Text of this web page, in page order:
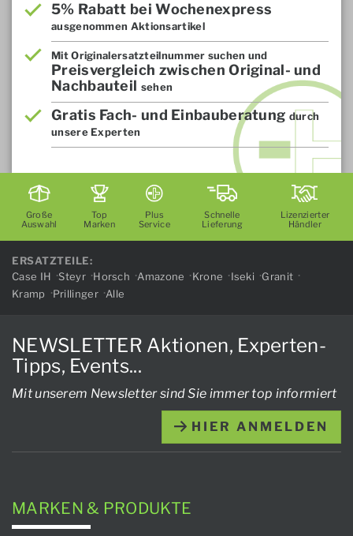
5% Rabatt bei Wochenexpress
ausgenommen Aktionsartikel
Mit Originalersatzteilnummer suchen und
Preisvergleich zwischen Original- und
Nachbauteil sehen
Gratis Fach- und Einbauberatung durch
unsere Experten
Große
Auswahl
Top
Marken
Plus
Service
Schnelle
Lieferung
Lizenzierter
Händler
ERSATZTEILE:
Case IH
Steyr Horsch Amazone Krone Iseki
Granit
Kramp
Prillinger Alle
NEWSLETTER Aktionen, Experten-
Tipps, Events...
Mit unserem Newsletter sind Sie immer top informiert
HIER ANMELDEN
MARKEN & PRODUKTE